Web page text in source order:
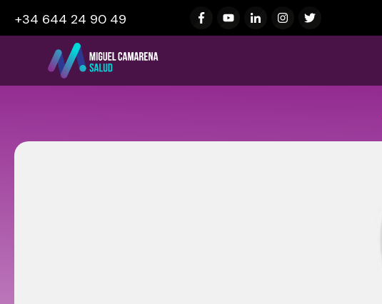
+34 644 24 90 49